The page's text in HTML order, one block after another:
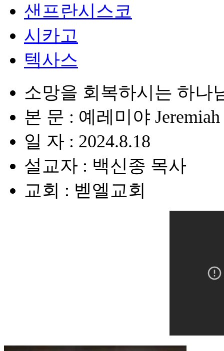
샌프란시스코
시카고
텍사스
소망을 회복하시는 하나
본 문 : 예레미야 Jeremiah
일 자 : 2024.8.18
설교자 : 백신종 목사
교회 : 벧엘교회